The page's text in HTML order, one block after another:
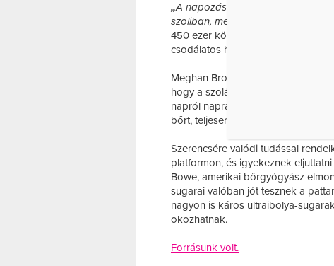
„A napozás nemhogy nem káros,
szoliban, mert az eltünteti a
450 ezer követőjének
csodálatos hatásait kiemelve.
Meghan Brodie, egy másik TikTok-
hogy a szolárium eltünteti a
napról napra többen vallják, hogy
bőrt, teljesen felesleges a naptej és
Szerencsére valódi tudással
platformon, és igyekeznek
Bowe, amerikai bőrgyógyász
sugarai valóban jót tesznek a
nagyon is káros ultraibolya-
okozhatnak.
Forrásunk volt.